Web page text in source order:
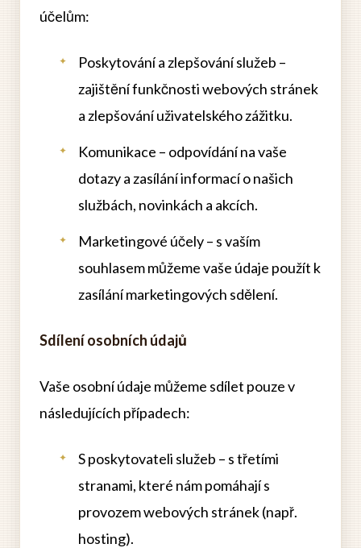
účelům:
Poskytování a zlepšování služeb –
zajištění funkčnosti webových stránek
a zlepšování uživatelského zážitku.
Komunikace – odpovídání na vaše
dotazy a zasílání informací o našich
službách, novinkách a akcích.
Marketingové účely – s vaším
souhlasem můžeme vaše údaje použít k
zasílání marketingových sdělení.
Sdílení osobních údajů
Vaše osobní údaje můžeme sdílet pouze v
následujících případech:
S poskytovateli služeb – s třetími
stranami, které nám pomáhají s
provozem webových stránek (např.
hosting).